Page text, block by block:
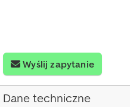
Wyślij zapytanie
Dane techniczne